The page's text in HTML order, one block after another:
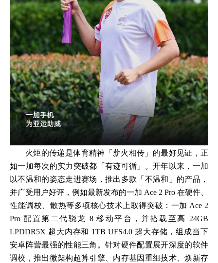
火炬的传递是体育精神「薪火相传」的最好见证，正
如一加每次的实力突破都「有迹可循」。开年以来，一加
以不温和的姿态走进赛场，推出多款「不温和」的产品，
并广受用户好评，例如最新发布的一加 Ace 2 Pro 在硬件、
性能调校、散热等多项核心技术上取得突破：一加 Ace 2
Pro 配置第二代骁龙 8 移动平台，并搭载至高 24GB
LPDDR5X 超大内存和 1TB UFS4.0 超大存储，组成当下
安卓阵营最强的性能三角。针对硬件配置展开深度的软件
调校，推出微架构超算引擎、内存基因重组技术、焕新存